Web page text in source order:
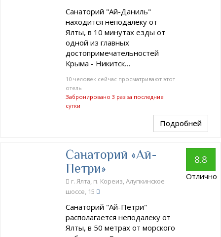
Санаторий "Ай-Даниль"
находится неподалеку от
Ялты, в 10 минутах езды от
одной из главных
достопримечательностей
Крыма - Никитск…
10 человек сейчас просматривают этот
отель
Забронировано 3 раз за последние
сутки
Подробней
Санаторий «Ай-
Петри»
г. Ялта, п. Кореиз, Алупкинское
шоссе, 15
Санаторий "Ай-Петри"
располагается неподалеку от
Ялты, в 50 метрах от морского
8.8
Отлично